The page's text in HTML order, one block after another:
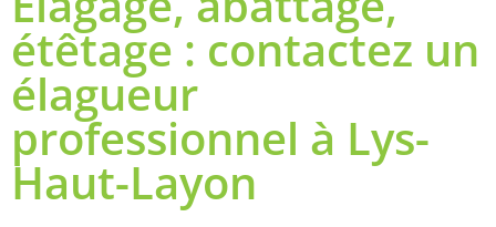
étêtage : contactez un
élagueur
professionnel à Lys-
Haut-Layon